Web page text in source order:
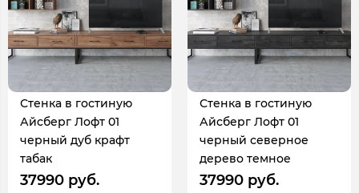
Стенка в гостиную
Айсберг Лофт 01
черный дуб крафт
табак
37990 руб.
Стенка в гостиную
Айсберг Лофт 01
черный северное
дерево темное
37990 руб.